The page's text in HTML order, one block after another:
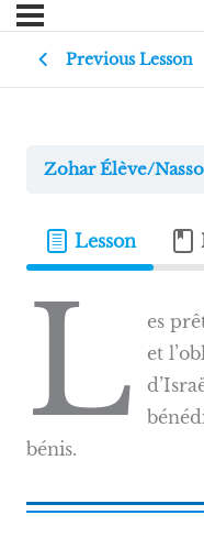
Previous Lesson
Zohar Élève/Nasso
Lesson
L es
et
bénis.